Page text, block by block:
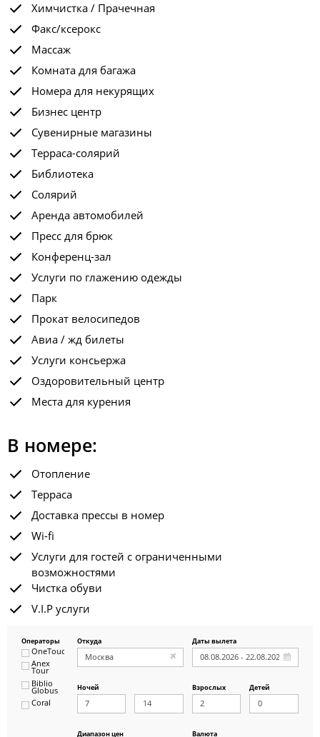
Химчистка / Прачечная
Факс/ксерокс
Массаж
Комната для багажа
Номера для некурящих
Бизнес центр
Сувенирные магазины
Терраса-солярий
Библиотека
Солярий
Аренда автомобилей
Пресс для брюк
Конференц-зал
Услуги по глажению одежды
Парк
Прокат велосипедов
Авиа / жд билеты
Услуги консьержа
Оздоровительный центр
Места для курения
В номере:
Отопление
Терраса
Доставка прессы в номер
Wi-fi
Услуги для гостей с ограниченными
возможностями
Чистка обуви
V.I.P услуги
Операторы
OneTouch&Travel
Anex
Tour
Biblio
Globus
Coral
Откуда Даты вылета
Ночей Взрослых Детей
Диапазон цен
Валюта